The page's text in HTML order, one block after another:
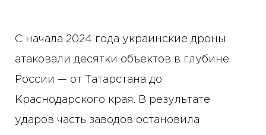
С начала 2024 года украинские дроны
атаковали десятки объектов в глубине
России — от Татарстана до
Краснодарского края. В результате
ударов часть заводов остановила